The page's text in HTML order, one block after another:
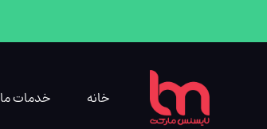
خانه خدمات ما